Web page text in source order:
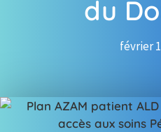
du
février